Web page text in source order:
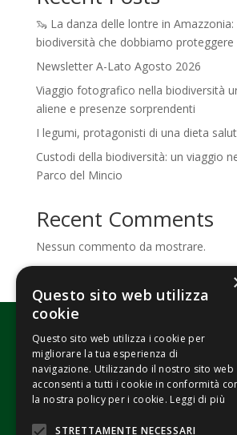
🦦 La danza delle lontre in
biodiversità che dobbiamo proteggere
Newsletter A-Lato Agosto 2026
Viaggio fotografico nella biodiversità
aliene e presenze sorprendenti
I legumi, protagonisti di una dieta
Custodi della biodiversità: un viaggio
Parco del Mincio
Recent Comments
Nessun commento da mostrare.
Fondazione Senza Frontiere – ETS |
– 46042 Castel Goffredo
– Sito:
tenuapol@gmail.com– Pec:
Questo sito web utilizza
cookie
Questo sito web utilizza i cookie per
migliorare la tua esperienza di
navigazione. Utilizzando il nostro sito web
acconsenti a tutti i cookie in conformità
la nostra policy per i cookie. Leggi di più
STRETTAMENTE NECESSARI